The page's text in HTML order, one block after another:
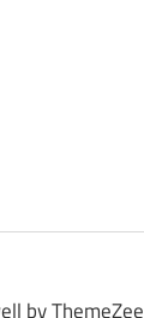
by ThemeZee